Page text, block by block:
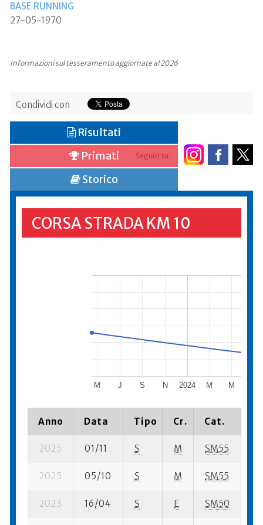
BASE RUNNING
27-05-1970
Informazioni sul tesseramento aggiornate al 2026
Condividi con
Seguici su:
Risultati
Primati
Storico
CORSA STRADA KM 10
2024
M J S N M M
Anno Data Tipo Cr. Cat.
2025 01/11 S M SM55
2025 05/10 S M SM55
2023 16/04 S E SM50